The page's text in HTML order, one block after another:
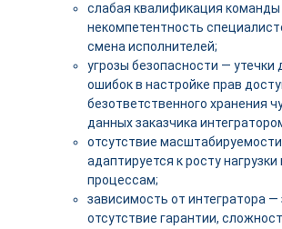
слабая квалификация
некомпетентность
смена исполнителей;
угрозы безопасности — утечки
ошибок в настройке прав
безответственного хранения
данных заказчика
отсутствие
адаптируется к росту
процессам;
зависимость от интегратора —
отсутствие гарантии,